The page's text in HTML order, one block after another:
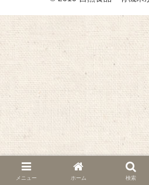
メニュー ホーム 検索